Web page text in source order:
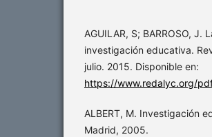
AGUILAR, S; BARROSO,
investigación educativa.
julio. 2015. Disponible en:
https://www.redalyc.org/
ALBERT, M. Investigación
Madrid, 2005.